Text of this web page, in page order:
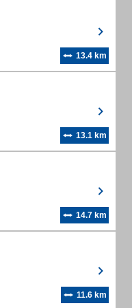
13.4 km
13.1 km
14.7 km
11.6 km